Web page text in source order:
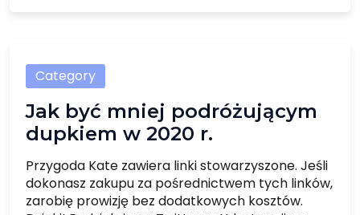
Category
Jak być mniej podróżującym
dupkiem w 2020 r.
Przygoda Kate zawiera linki stowarzyszone. Jeśli
dokonasz zakupu za pośrednictwem tych linków,
zarobię prowizję bez dodatkowych kosztów.